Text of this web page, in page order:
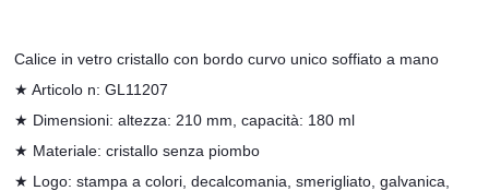
Calice in vetro cristallo con bordo curvo unico soffiato a mano
★ Articolo n: GL11207
★ Dimensioni: altezza: 210 mm, capacità: 180 ml
★ Materiale: cristallo senza piombo
★ Logo: stampa a colori, decalcomania, smerigliato, galvanica,